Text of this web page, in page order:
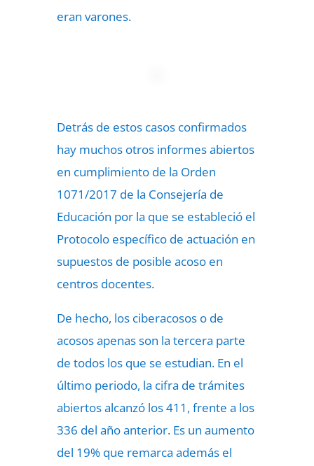
eran varones.
Detrás de estos casos confirmados
hay muchos otros informes abiertos
en cumplimiento de la Orden
1071/2017 de la Consejería de
Educación por la que se estableció el
Protocolo específico de actuación en
supuestos de posible acoso en
centros docentes.
De hecho, los ciberacosos o de
acosos apenas son la tercera parte
de todos los que se estudian. En el
último periodo, la cifra de trámites
abiertos alcanzó los 411, frente a los
336 del año anterior. Es un aumento
del 19% que remarca además el